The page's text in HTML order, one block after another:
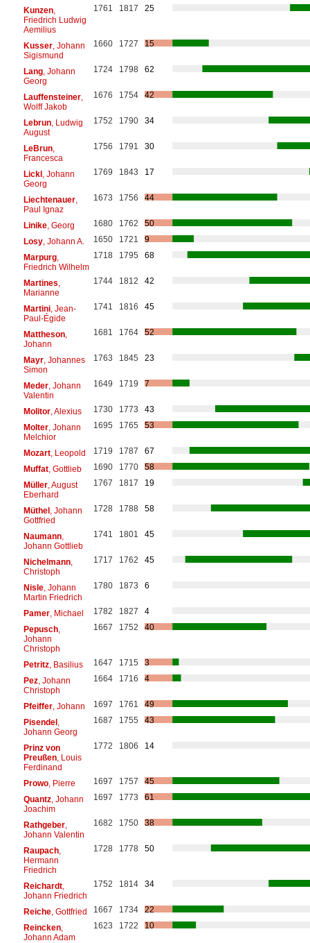
Kunzen,
Friedrich Ludwig
Aemilius
1761 1817 25
Kusser, Johann
Sigismund
1660 1727 15
Lang, Johann
Georg
1724 1798 62
Lauffensteiner,
Wolff Jakob
1676 1754 42
Lebrun, Ludwig
August
1752 1790 34
LeBrun,
Francesca
1756 1791 30
Lickl, Johann
Georg
1769 1843 17
Liechtenauer,
Paul Ignaz
1673 1756 44
Linike, Georg 1680 1762
50
Losy, Johann A. 1650 1721
9
Marpurg,
Friedrich Wilhelm
1718 1795 68
Martines
Marianne
1744 1812 42
Martini, Jean-
Paul-Égide
1741 1816 45
Mattheson,
Johann
1681 1764 52
Mayr, Johannes
Simon
1763 1845 23
Meder, Johann
Valentin
1649 1719 7
Molitor, Alexius 1730 1773
43
Molter, Johann
Melchior
1695 1765 53
Mozart, Leopold 1719 1787
67
Muffat, Gottlieb 1690 1770
58
Müller, August
Eberhard
1767 1817 19
Müthel, Johann
Gottfried
1728 1788 58
Naumann,
Johann Gottlieb
1741 1801 45
Nichelmann,
Christoph
1717 1762 45
Nisle, Johann
Martin Friedrich
1780 1873 6
Pamer, Michael 1782 1827
4
Pepusch,
Johann
Christoph
1667 1752 40
Petritz, Basilius 1647 1715
3
Pez, Johann
Christoph
1664 1716 4
Pfeiffer, Johann 1697 1761
49
Pisendel,
Johann Georg
1687 1755 43
Prinz von
Preußen, Louis
Ferdinand
1772 1806 14
Prowo, Pierre 1697 1757
45
Quantz, Johann
Joachim
1697 1773 61
Rathgeber,
Johann Valentin
1682 1750 38
Raupach,
Hermann
Friedrich
1728 1778 50
Reichardt,
Johann Friedrich
1752 1814 34
Reiche, Gottfried 1667 1734
22
Reincken,
Johann Adam
1623 1722 10